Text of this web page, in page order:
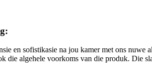
en sofistikasie na jou kamer met ons nuwe
die algehele voorkoms van die produk. Die